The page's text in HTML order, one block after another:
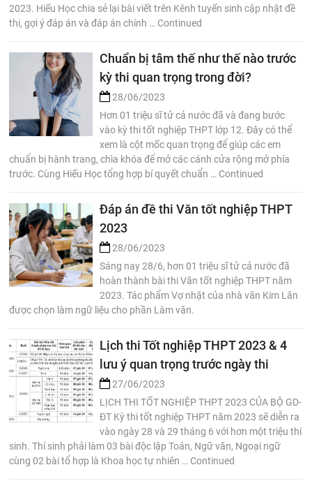
2023. Hiếu Học chia sẻ lại bài viết trên Kênh tuyến sinh cập nhật đề
thi, gợi ý đáp án và đáp án chính … Continued
Chuẩn bị tâm thế như thế nào trước
kỳ thi quan trọng trong đời?
28/06/2023
Hơn 01 triệu sĩ tử cả nước đã và đang bước
vào kỳ thi tốt nghiệp THPT lớp 12. Đây có thể
xem là cột mốc quan trọng để giúp các em
chuẩn bị hành trang, chìa khóa để mở các cánh cửa rộng mở phía
trước. Cùng Hiếu Học tổng hợp bí quyết chuẩn … Continued
Đáp án đề thi Văn tốt nghiệp THPT
2023
28/06/2023
Sáng nay 28/6, hơn 01 triệu sĩ tử cả nước đã
hoàn thành bài thi Văn tốt nghiệp THPT năm
2023. Tác phẩm Vợ nhặt của nhà văn Kim Lân
được chọn làm ngữ liệu cho phần Làm văn.
Lịch thi Tốt nghiệp THPT 2023 & 4
lưu ý quan trọng trước ngày thi
27/06/2023
LỊCH THI TỐT NGHIỆP THPT 2023 CỦA BỘ GD-
ĐT Kỳ thi tốt nghiệp THPT năm 2023 sẽ diễn ra
vào ngày 28 và 29 tháng 6 với hơn một triệu thí
sinh. Thí sinh phải làm 03 bài độc lập Toán, Ngữ văn, Ngoại ngữ
cùng 02 bài tổ hợp là Khoa học tự nhiên … Continued